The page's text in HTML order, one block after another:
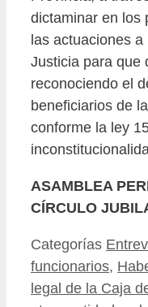
dictaminar en los
las actuaciones
Justicia para que
reconociendo el
beneficiarios de
conforme la ley
ASAMBLEA
CÍRCULO
Categorías
funcionarios,
legal de la Caja